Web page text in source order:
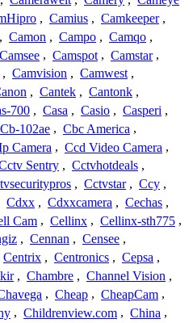
, Camius , Camkeeper ,
, Camon , Campo , Camqo ,
Camsee , Camspot , Camstar ,
, Camvision , Camwest ,
, Cantek , Cantonk ,
700 , Casa , Casio , Casperi ,
Cb-102ae , Cbc America ,
Camera , Ccd Video Camera ,
Sentry , Cctvhotdeals ,
, Cctvstar , Ccy ,
Cdxx , Cdxxcamera , Cechas ,
Cam , Cellinx , Cellinx-sth775 ,
, Cennan , Censee ,
Centrix , Centronics , Cepsa ,
, Chambre , Channel Vision ,
, Cheap , CheapCam ,
, Childrenview.com , China ,